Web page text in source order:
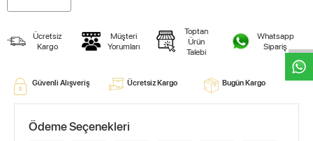
WhtsappDeseHatt
Ücretsiz
Kargo
Müşteri
Yorumları
Toptan
Ürün
Talebi
Whatsapp
Sipariş
Güvenli Alışveriş Ücretsiz Kargo Bugün Kargo
Ödeme Seçenekleri